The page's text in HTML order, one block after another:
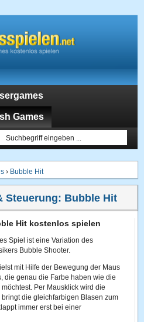
Games
› Bubble Hit
Steuerung: Bubble Hit
Hit kostenlos spielen
Spiel ist eine Variation des
Bubble Shooter.
mit Hilfe der Bewegung der Maus
die genau die Farbe haben wie die
Per Mausklick wird die
die gleichfarbigen Blasen zum
immer erst bei einer